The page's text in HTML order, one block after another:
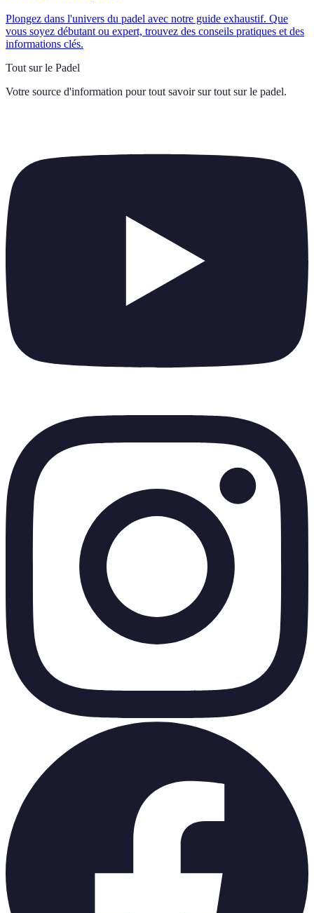
Plongez dans l'univers du padel avec notre guide exhaustif. Que
vous soyez débutant ou expert, trouvez des conseils pratiques et des
informations clés.
Tout sur le Padel
Votre source d'information pour tout savoir sur tout sur le padel.